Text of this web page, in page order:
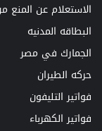
الاستعلام عن المنع
البطاقه المدنيه
الجمارك في مصر
حركه الطيران
فواتير التليفون
فواتير الكهرباء